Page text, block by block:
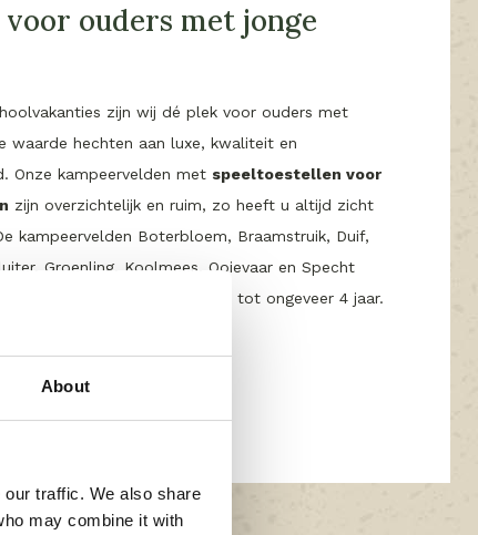
About
traffic. We also share
may combine it with
voor ouders met jonge
zijn wij dé plek voor ouders met
waarde hechten aan luxe, kwaliteit en
Onze kampeervelden met speeltoestellen voor
zijn overzichtelijk en ruim, zo heeft u altijd zicht
kampeervelden Boterbloem, Braamstruik, Duif,
Groenling, Koolmees, Ooievaar en Specht
voor de allerkleinsten tot ongeveer 4 jaar.
uw kleintje